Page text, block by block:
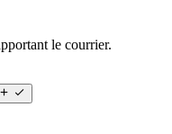
le courrier.
 